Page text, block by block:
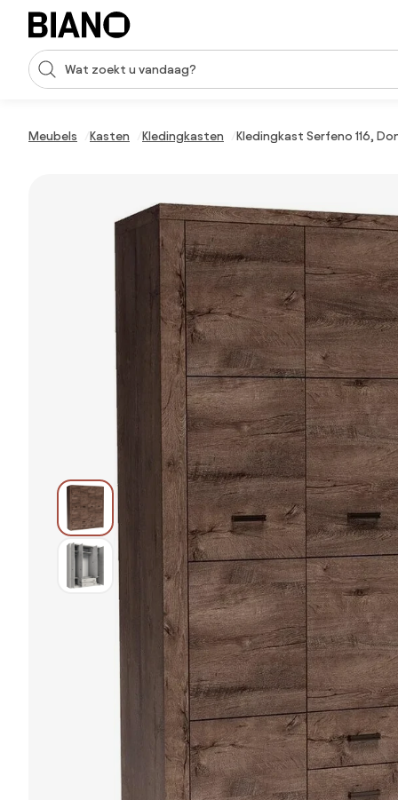
Navigatie overslaan, naar inhoud springen
Zoekopdracht invoeren
Meubels Kasten Kledingkasten Kledingkast Serfeno 116,